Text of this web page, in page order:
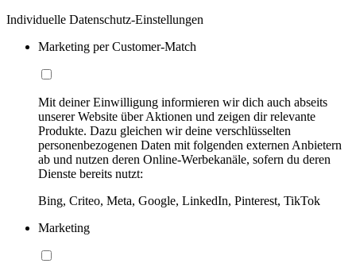
Individuelle Datenschutz-Einstellungen
Marketing per Customer-Match
Mit deiner Einwilligung informieren wir dich auch abseits
unserer Website über Aktionen und zeigen dir relevante
Produkte. Dazu gleichen wir deine verschlüsselten
personenbezogenen Daten mit folgenden externen Anbietern
ab und nutzen deren Online-Werbekanäle, sofern du deren
Dienste bereits nutzt:
Bing, Criteo, Meta, Google, LinkedIn, Pinterest, TikTok
Marketing